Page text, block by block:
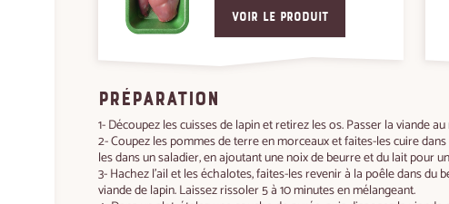
Voir le produit
PRÉPARATION
1- Découpez les cuisses de lapin et retirez les os. Passer la viande
2- Coupez les pommes de terre en morceaux et faites-les cuire
les dans un saladier, en ajoutant une noix de beurre et du lait pour
3- Hachez l'ail et les échalotes, faites-les revenir à la poêle dans du
viande de lapin. Laissez rissoler 5 à 10 minutes en mélangeant.